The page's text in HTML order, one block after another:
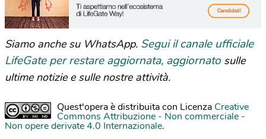
Siamo anche su WhatsApp. Segui il canale ufficiale
LifeGate per restare aggiornata, aggiornato sulle
ultime notizie e sulle nostre attività.
Quest'opera è distribuita con Licenza Creative
Commons Attribuzione - Non commerciale -
Non opere derivate 4.0 Internazionale.